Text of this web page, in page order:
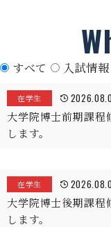
すべて 入試情報
在学生
大学院博士前期課程
します。
在学生
大学院博士後期課程
します。